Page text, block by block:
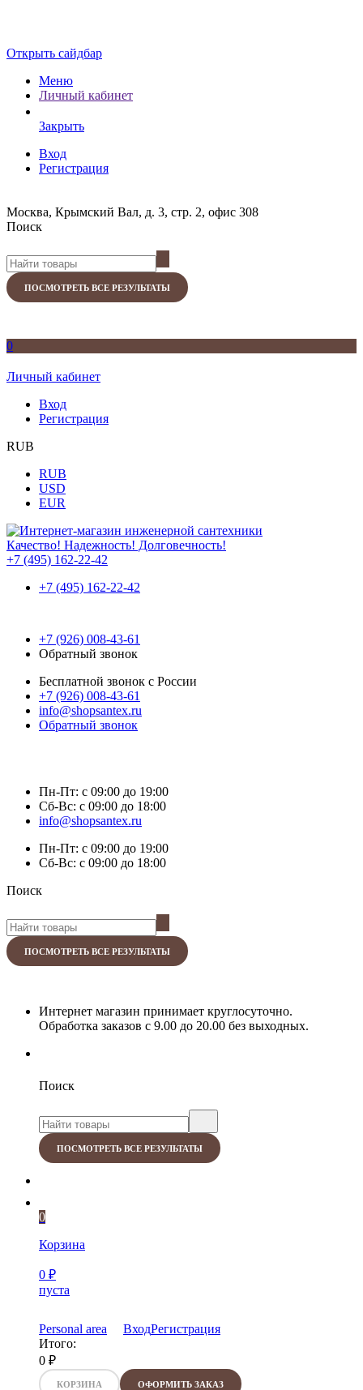
Открыть сайдбар
Меню
Личный кабинет
Закрыть
Вход
Регистрация
Москва, Крымский Вал, д. 3, стр. 2, офис 308
Поиск
ПОСМОТРЕТЬ ВСЕ РЕЗУЛЬТАТЫ
0
Личный кабинет
Вход
Регистрация
RUB
RUB
USD
EUR
Качество! Надежность! Долговечность!
+7 (495) 162-22-42
+7 (495) 162-22-42
+7 (926) 008-43-61
Обратный звонок
Бесплатной звонок с России
+7 (926) 008-43-61
info@shopsantex.ru
Обратный звонок
Пн-Пт: с 09:00 до 19:00
Сб-Вс: с 09:00 до 18:00
info@shopsantex.ru
Пн-Пт: с 09:00 до 19:00
Сб-Вс: с 09:00 до 18:00
Поиск
ПОСМОТРЕТЬ ВСЕ РЕЗУЛЬТАТЫ
Интернет магазин принимает круглосуточно.
Обработка заказов с 9.00 до 20.00 без выходных.
Поиск
ПОСМОТРЕТЬ ВСЕ РЕЗУЛЬТАТЫ
0
Корзина
0 ₽
пуста
Personal area ВходРегистрация
Итого:
0 ₽
КОРЗИНА ОФОРМИТЬ ЗАКАЗ